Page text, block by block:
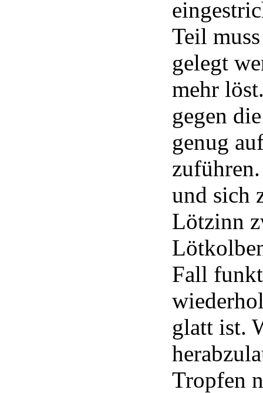
Teil
gelegt
mehr
gegen
genug
und sich
Lötzinn
Fall
glatt ist.
Tropfen